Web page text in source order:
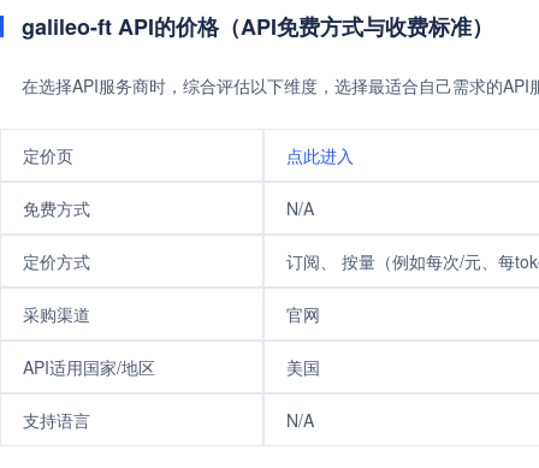
galileo-ft API的价格（API免费方式与收费标准）
在选择API服务商时，综合评估以下维度，选择最适合自己需求的
定价页 点此进入
免费方式 N/A
定价方式 订阅、 按量（例如每次/元、每
采购渠道 官网
API适用国家/地区 美国
支持语言 N/A